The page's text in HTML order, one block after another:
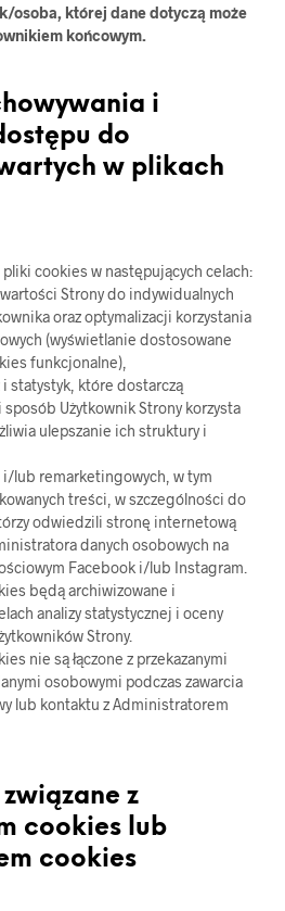
osoba, której dane dotyczą może
końcowym.
i
do
w plikach
cookies w następujących celach:
Strony do indywidualnych
oraz optymalizacji korzystania
(wyświetlanie dostosowane
funkcjonalne),
statystyk, które dostarczą
Użytkownik Strony korzysta
ulepszanie ich struktury i
lub remarketingowych, w tym
treści, w szczególności do
odwiedzili stronę internetową
danych osobowych na
Facebook i/lub Instagram.
będą archiwizowane i
analizy statystycznej i oceny
Strony.
nie są łączone z przekazanymi
osobowymi podczas zawarcia
lub kontaktu z Administratorem
z
cookies lub
cookies